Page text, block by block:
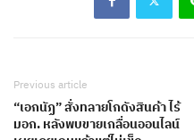
Previous article
“เอกนัฏ” สั่งทลายโกดังสินค้า ไร้
มอก. หลังพบขายเกลื่อนออนไลน์